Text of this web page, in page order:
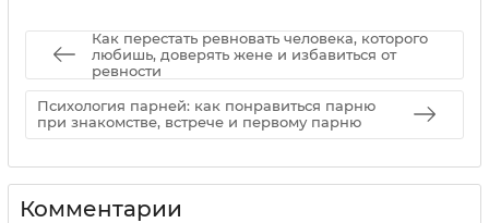
Как перестать ревновать человека, которого
любишь, доверять жене и избавиться от
ревности
Психология парней: как понравиться парню
при знакомстве, встрече и первому парню
Комментарии